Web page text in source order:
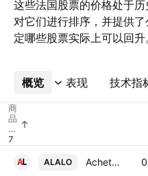
这些法国股票的价格处于
对它们进行排序，并提供
定哪些股票实际上可以回升
概览 表现 技术指
更多
商
品
代
码
ALALO Acheter-Louer.fr SA